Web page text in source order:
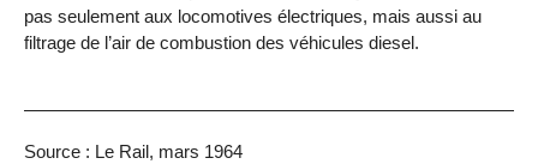
pas seulement aux locomotives électriques, mais aussi au
filtrage de l’air de combustion des véhicules diesel.
Source : Le Rail, mars 1964